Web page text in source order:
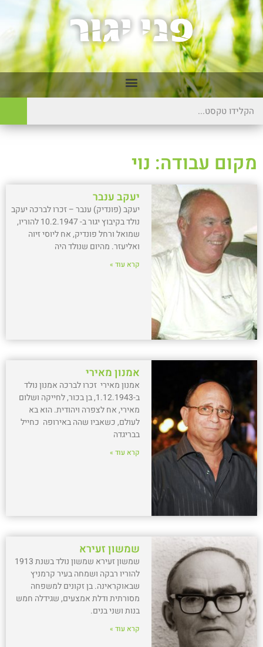
מקום עבודה: נוי
יעקב ענבר
יעקב (פונדיק) ענבר – זכרו לברכה יעקב
נולד בקיבוץ יגור ב- 10.2.1947 להוריו,
שמואל ורחל פונדיק, אח ליוסי זיוה
ואליעזר. מהיום שנולד היה
קרא עוד »
אמנון מאירי
אמנון מאירי זכרו לברכה אמנון נולד
ב-1.12.1943, בן בכור, לחייקה ושלום
מאירי, אח לצפרה ויהודית. הוא בא
לעולם, כשאביו שהה באירופה כחייל
בבריגדה
קרא עוד »
שמשון זעירא
שמשון זעירא שמשון נולד בשנת 1913
להוריו רבקה ושמחה בעיר קרמניץ
שבאוקראינה. בן זקונים למשפחה
מסורתית ודלת אמצעים, שגידלה חמש
בנות ושני בנים.
קרא עוד »